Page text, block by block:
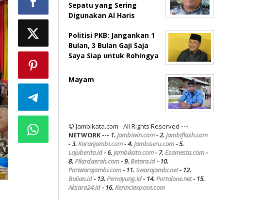
Sepatu yang Sering
Digunakan Al Haris
Politisi PKB: Jangankan 1
Bulan, 3 Bulan Gaji Saja
Saya Siap untuk Rohingya
Mayam
© Jambikata.com - All Rights Reserved ---
NETWORK --- 1.Jambiwin.com- 2.Jambiflash.com
- 3.Koranjambi.com- 4.Jambiseru.com- 5.
Lajuberita.id- 6.Jambikata.com- 7.Esamesta.com-
8.Pilardaerah.com- 9.Betara.id- 10.
Pariwarajambi.com- 11.Swarajambi.net- 12.
Bulian.id- 13.Pemayung.id- 14.Portalone.net- 15.
Aksara24.id- 16.Kerinciexpose.com